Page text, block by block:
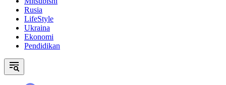
Rusia
LifeStyle
Ukraina
Ekonomi
Pendidikan